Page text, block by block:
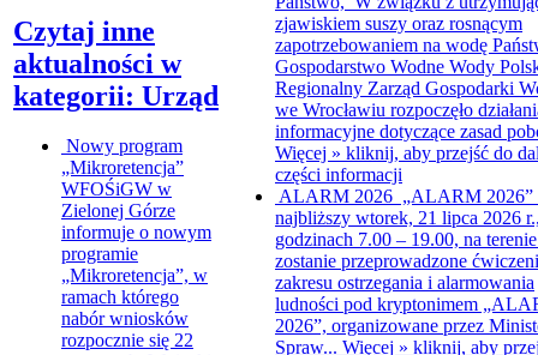
Czytaj inne
aktualności w
kategorii: Urząd
Nowy program
„Mikroretencja”
WFOŚiGW w
Zielonej Górze
informuje o nowym
programie
„Mikroretencja”, w
ramach którego
nabór wniosków
rozpocznie się 22
zjawiskiem suszy oraz rosnącym
zapotrzebowaniem na wodę
Gospodarstwo Wodne Wody
Regionalny Zarząd Gospodarki
we Wrocławiu rozpoczęło
informacyjne dotyczące zasad
Więcej » kliknij, aby przejść do
części informacji
ALARM 2026 „ALARM
najbliższy wtorek, 21 lipca 2026
godzinach 7.00 – 19.00, na
zostanie przeprowadzone
zakresu ostrzegania i alarmowania
ludności pod kryptonimem
2026”, organizowane przez
Spraw... Więcej » kliknij, aby